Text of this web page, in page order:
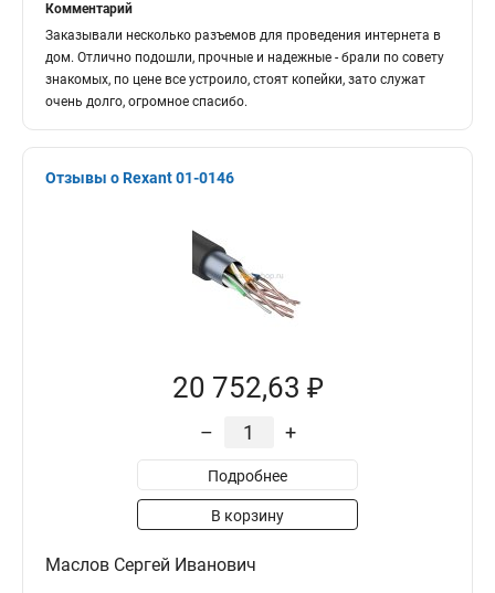
Комментарий
Заказывали несколько разъемов для проведения интернета в
дом. Отлично подошли, прочные и надежные - брали по совету
знакомых, по цене все устроило, стоят копейки, зато служат
очень долго, огромное спасибо.
Отзывы о Rexant 01-0146
20 752,63 ₽
– +
Подробнее
В корзину
Маслов Сергей Иванович